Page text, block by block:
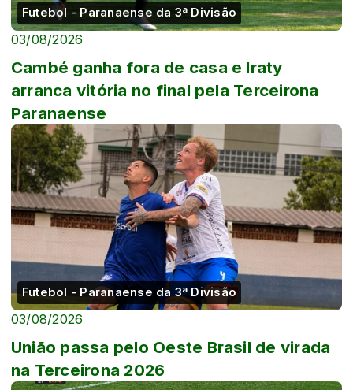
Futebol - Paranaense da 3ª Divisão
03/08/2026
Cambé ganha fora de casa e Iraty
arranca vitória no final pela Terceirona
Paranaense
Futebol - Paranaense da 3ª Divisão
03/08/2026
União passa pelo Oeste Brasil de virada
na Terceirona 2026